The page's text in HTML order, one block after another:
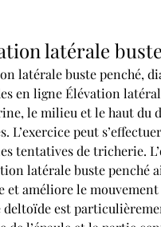
latérale
latérale buste penché,
en ligne Élévation
le milieu et le haut du
L’exercice peut
tentatives de tricherie.
latérale buste penché
et améliore le
deltoïde est